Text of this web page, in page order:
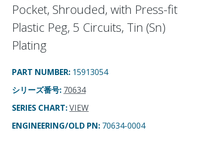
Pocket, Shrouded, with Press-fit
Plastic Peg, 5 Circuits, Tin (Sn)
Plating
PART NUMBER: 15913054
シリーズ番号: 70634
SERIES CHART:VIEW
ENGINEERING/OLD PN: 70634-0004